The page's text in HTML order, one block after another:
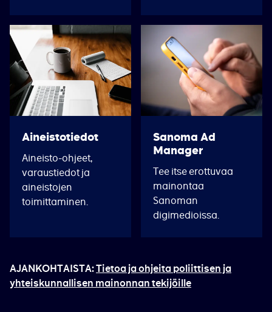
Aineistotiedot
Aineisto-ohjeet,
varaustiedot ja
aineistojen
toimittaminen.
Sanoma Ad
Manager
Tee itse erottuvaa
mainontaa
Sanoman
digimedioissa.
AJANKOHTAISTA:Tietoa ja ohjeita poliittisen ja
yhteiskunnallisen mainonnan tekijöille